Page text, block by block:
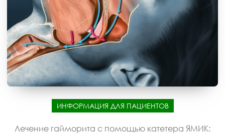
ИНФОРМАЦИЯ ДЛЯ ПАЦИЕНТОВ
Лечение гайморита с помощью катетера ЯМИК: